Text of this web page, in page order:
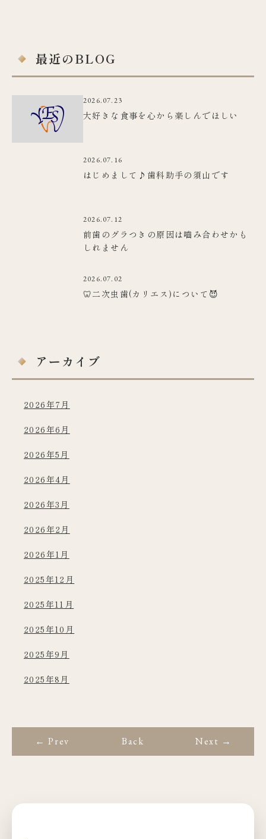
最近のBLOG
2026.07.23
大好きな食事を心から楽しんでほしい
2026.07.16
はじめまして♪歯科助手の須山です
2026.07.12
前歯のグラつきの原因は嚙み合わせかも
しれません
2026.07.02
🦷二次虫歯(カリエス)について😈
アーカイブ
2026年7月
2026年6月
2026年5月
2026年4月
2026年3月
2026年2月
2026年1月
2025年12月
2025年11月
2025年10月
2025年9月
2025年8月
← Prev Back Next →